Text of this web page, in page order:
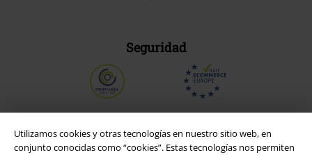
Utilizamos cookies y otras tecnologías en nuestro sitio web, en
conjunto conocidas como “cookies”. Estas tecnologías nos permiten
Seguridad